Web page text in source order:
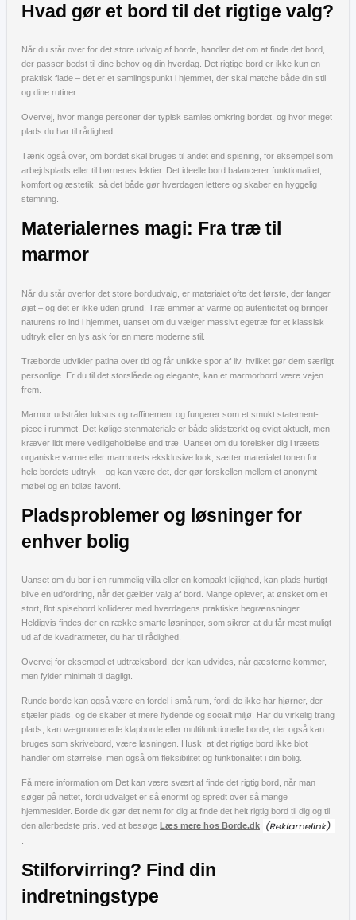
Hvad gør et bord til det rigtige valg?
Når du står over for det store udvalg af borde, handler det om at finde det bord,
der passer bedst til dine behov og din hverdag. Det rigtige bord er ikke kun en
praktisk flade – det er et samlingspunkt i hjemmet, der skal matche både din stil
og dine rutiner.
Overvej, hvor mange personer der typisk samles omkring bordet, og hvor meget
plads du har til rådighed.
Tænk også over, om bordet skal bruges til andet end spisning, for eksempel som
arbejdsplads eller til børnenes lektier. Det ideelle bord balancerer funktionalitet,
komfort og æstetik, så det både gør hverdagen lettere og skaber en hyggelig
stemning.
Materialernes magi: Fra træ til
marmor
Når du står overfor det store bordudvalg, er materialet ofte det første, der fanger
øjet – og det er ikke uden grund. Træ emmer af varme og autenticitet og bringer
naturens ro ind i hjemmet, uanset om du vælger massivt egetræ for et klassisk
udtryk eller en lys ask for en mere moderne stil.
Træborde udvikler patina over tid og får unikke spor af liv, hvilket gør dem særligt
personlige. Er du til det storslåede og elegante, kan et marmorbord være vejen
frem.
Marmor udstråler luksus og raffinement og fungerer som et smukt statement-
piece i rummet. Det kølige stenmateriale er både slidstærkt og evigt aktuelt, men
kræver lidt mere vedligeholdelse end træ. Uanset om du forelsker dig i træets
organiske varme eller marmorets eksklusive look, sætter materialet tonen for
hele bordets udtryk – og kan være det, der gør forskellen mellem et anonymt
møbel og en tidløs favorit.
Pladsproblemer og løsninger for
enhver bolig
Uanset om du bor i en rummelig villa eller en kompakt lejlighed, kan plads hurtigt
blive en udfordring, når det gælder valg af bord. Mange oplever, at ønsket om et
stort, flot spisebord kolliderer med hverdagens praktiske begrænsninger.
Heldigvis findes der en række smarte løsninger, som sikrer, at du får mest muligt
ud af de kvadratmeter, du har til rådighed.
Overvej for eksempel et udtræksbord, der kan udvides, når gæsterne kommer,
men fylder minimalt til dagligt.
Runde borde kan også være en fordel i små rum, fordi de ikke har hjørner, der
stjæler plads, og de skaber et mere flydende og socialt miljø. Har du virkelig trang
plads, kan vægmonterede klapborde eller multifunktionelle borde, der også kan
bruges som skrivebord, være løsningen. Husk, at det rigtige bord ikke blot
handler om størrelse, men også om fleksibilitet og funktionalitet i din bolig.
Få mere information om Det kan være svært af finde det rigtig bord, når man
søger på nettet, fordi udvalget er så enormt og spredt over så mange
hjemmesider. Borde.dk gør det nemt for dig at finde det helt rigtig bord til dig og til
den allerbedste pris. ved at besøge Læs mere hos Borde.dk
.
Stilforvirring? Find din
indretningstype